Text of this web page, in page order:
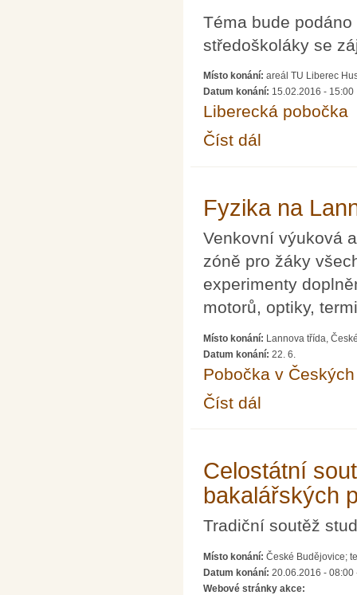
Téma bude
středoškoláky se
Místo konání: areál TU Liberec
Datum konání: 15.02.2016 - 15:00
Liberecká pobočka
Číst dál
Fyzika na
Venkovní výuková
zóně pro žáky
experimenty
motorů, optiky,
Místo konání: Lannova třída,
Datum konání: 22. 6.
Pobočka v
Číst dál
Celostátní
bakalářských
Tradiční soutěž
Místo konání: České Budějovice;
Datum konání: 20.06.2016 - 08:00
Webové stránky akce: